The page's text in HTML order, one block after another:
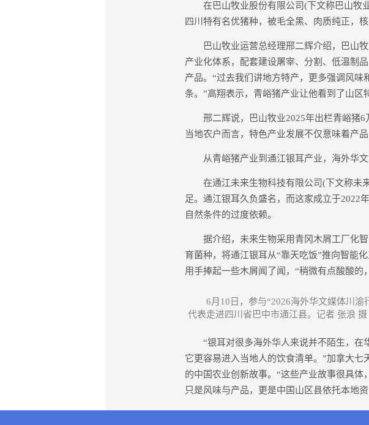
在巴山牧业股份有限公司(下文称巴山牧业
四川特有名优猪种，被毛全黑、肉质纯正，
巴山牧业运营总经理邢二辉介绍，巴山牧
产业化体系，配套建设屠宰、分割、低温制
产品。“过去我们讲地方特产，更多强调风
条。”高翔表示，青峪猪产业让他看到了山区
邢二辉说，巴山牧业2025年出栏青峪猪6
当地农户而言，特色产业发展不仅意味着产
从青峪猪产业到通江银耳产业，海外华文
在通江未来生物科技有限公司(下文称未来
足。通江银耳久负盛名，而这家成立于2022
自然条件的过度依赖。
据介绍，未来生物采用青冈木屑工厂化智
育菌种，将通江银耳从“靠天吃饭”推向智能
用手捧起一些木屑闻了闻，“稍微有点酸酸的
6月10日，参与“2026海外华文媒体川
代表走进四川省巴中市通江县。记者 张浪 摄
“银耳对很多海外华人来说并不陌生，在华
它更容易进入当地人的饮食清单。”加拿大
的中国农业创新故事。“这些产业故事很具
只是风味与产品，更是中国山区县依托本地